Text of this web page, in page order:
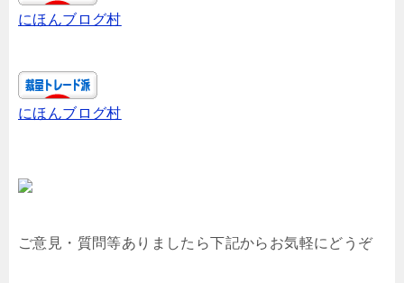
にほんブログ村
にほんブログ村
ご意見・質問等ありましたら下記からお気軽にどうぞ